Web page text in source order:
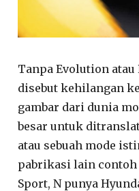
Tanpa Evolution
disebut kehilangan
gambar dari dunia
besar untuk
atau sebuah mode
pabrikasi lain contoh
Sport, N punya